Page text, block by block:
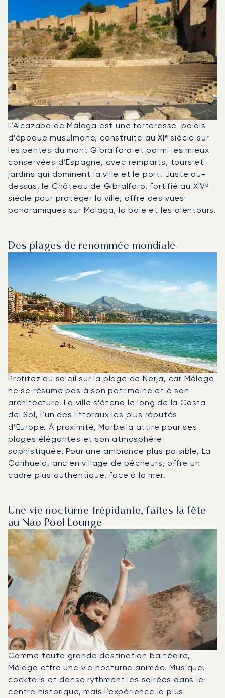
L’Alcazaba de Málaga est une forteresse-palais
d’époque musulmane, construite au XIᵉ siècle sur
les pentes du mont Gibralfaro et parmi les mieux
conservées d’Espagne, avec remparts, tours et
jardins qui dominent la ville et le port. Juste au-
dessus, le Château de Gibralfaro, fortifié au XIVᵉ
siècle pour protéger la ville, offre des vues
panoramiques sur Malaga, la baie et les alentours.
Des plages de renommée mondiale
Profitez du soleil sur la plage de Nerja, car Málaga
ne se résume pas à son patrimoine et à son
architecture. La ville s’étend le long de la Costa
del Sol, l’un des littoraux les plus réputés
d’Europe. À proximité, Marbella attire pour ses
plages élégantes et son atmosphère
sophistiquée. Pour une ambiance plus paisible, La
Carihuela, ancien village de pêcheurs, offre un
cadre plus authentique, face à la mer.
Une vie nocturne trépidante, faites la fête
au Nao Pool Lounge
Comme toute grande destination balnéaire,
Málaga offre une vie nocturne animée. Musique,
cocktails et danse rythment les soirées dans le
centre historique, mais l’expérience la plus